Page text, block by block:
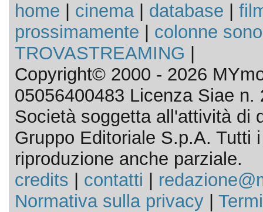
home cinema| database
prossimamente
colonne
TROVASTREAMING
Copyright© 2000 - 2026
05056400483 Licenza Siae n.
Società soggetta all'attività di
Gruppo Editoriale S.p.A. Tutti
riproduzione anche parziale.
credits
contatti
Normativa sulla privacy|